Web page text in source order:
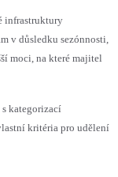
infrastruktury
v důsledku sezónnosti,
moci, na které majitel
kategorizací
kritéria pro udělení